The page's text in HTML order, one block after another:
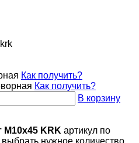
Как получить?
Как получить?
В корзину
М10х45 KRK артикул по
нужное количество,